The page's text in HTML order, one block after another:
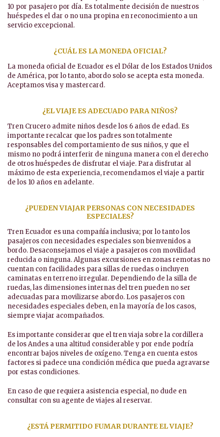
10 por pasajero por día. Es totalmente decisión de nuestros
huéspedes el dar o no una propina en reconocimiento a un
servicio excepcional.
¿CUÁL ES LA MONEDA OFICIAL?
La moneda oficial de Ecuador es el Dólar de los Estados Unidos
de América, por lo tanto, abordo solo se acepta esta moneda.
Aceptamos visa y mastercard.
¿EL VIAJE ES ADECUADO PARA NIÑOS?
Tren Crucero admite niños desde los 6 años de edad. Es
importante recalcar que los padres son totalmente
responsables del comportamiento de sus niños, y que el
mismo no podrá interferir de ninguna manera con el derecho
de otros huéspedes de disfrutar el viaje. Para disfrutar al
máximo de esta experiencia, recomendamos el viaje a partir
de los 10 años en adelante.
¿PUEDEN VIAJAR PERSONAS CON NECESIDADES
ESPECIALES?
Tren Ecuador es una compañía inclusiva; por lo tanto los
pasajeros con necesidades especiales son bienvenidos a
bordo. Desaconsejamos el viaje a pasajeros con movilidad
reducida o ninguna. Algunas excursiones en zonas remotas no
cuentan con facilidades para sillas de ruedas o incluyen
caminatas en terreno irregular. Dependiendo de la silla de
ruedas, las dimensiones internas del tren pueden no ser
adecuadas para movilizarse abordo. Los pasajeros con
necesidades especiales deben, en la mayoría de los casos,
siempre viajar acompañados.
Es importante considerar que el tren viaja sobre la cordillera
de los Andes a una altitud considerable y por ende podría
encontrar bajos niveles de oxígeno. Tenga en cuenta estos
factores si padece una condición médica que pueda agravarse
por estas condiciones.
En caso de que requiera asistencia especial, no dude en
consultar con su agente de viajes al reservar.
¿ESTÁ PERMITIDO FUMAR DURANTE EL VIAJE?